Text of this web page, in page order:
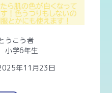
うこう者
小学6年生
年11月23日